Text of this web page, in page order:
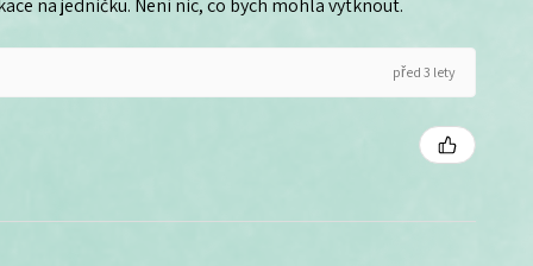
před 3 lety